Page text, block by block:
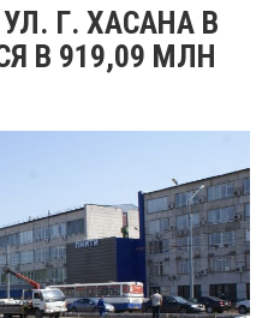
Г. ХАСАНА В
В 919,09 МЛН